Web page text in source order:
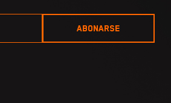
ABONARSE